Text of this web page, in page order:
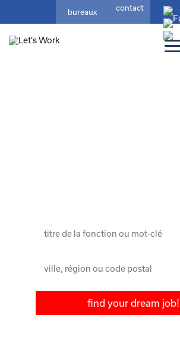
contact
bureaux
find your dream job!